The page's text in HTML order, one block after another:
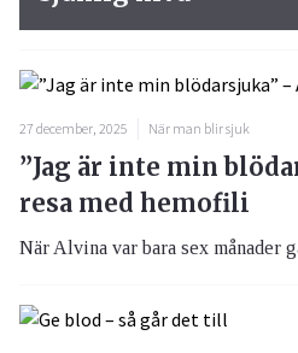
27 december, 2025 När man blir sjuk
”Jag är inte min
resa med hemofili
När Alvina var bara sex månader